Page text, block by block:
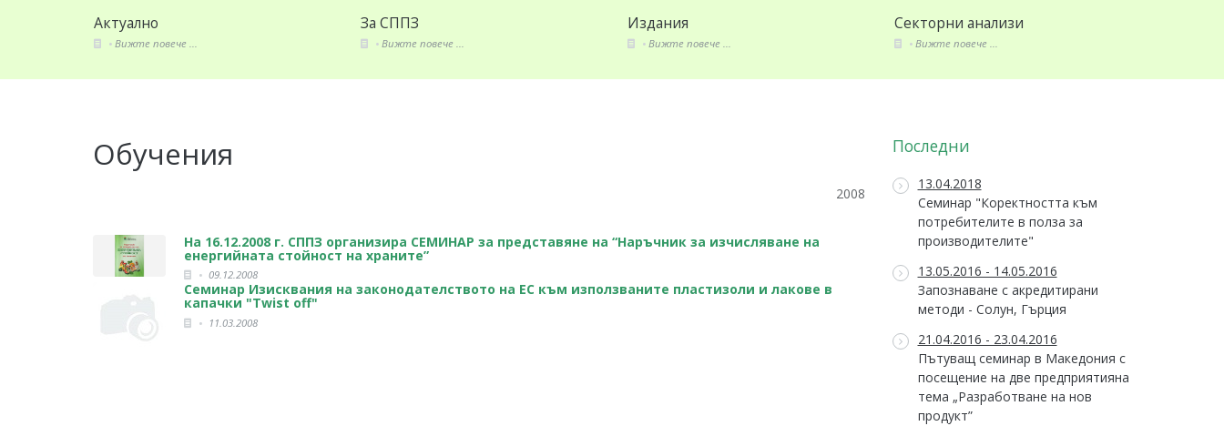
Актуално
Вижте повече ...
За СППЗ
Вижте повече ...
Издания
Вижте повече ...
Секторни анализи
Вижте повече ...
Обучения
2008
На 16.12.2008 г. СППЗ организира СЕМИНАР за представяне на “Наръчник за изчисляване на
енергийната стойност на храните”
09.12.2008
Семинар Изисквания на законодателството на ЕС към използваните пластизоли и лакове в
капачки "Twist off"
11.03.2008
Последни
13.04.2018
Семинар "Коректността към
потребителите в полза за
производителите"
13.05.2016 - 14.05.2016
Запознаване с акредитирани
методи - Солун, Гърция
21.04.2016 - 23.04.2016
Пътуващ семинар в Македония с
посещение на две предприятияна
тема „Разработване на нов
продукт”